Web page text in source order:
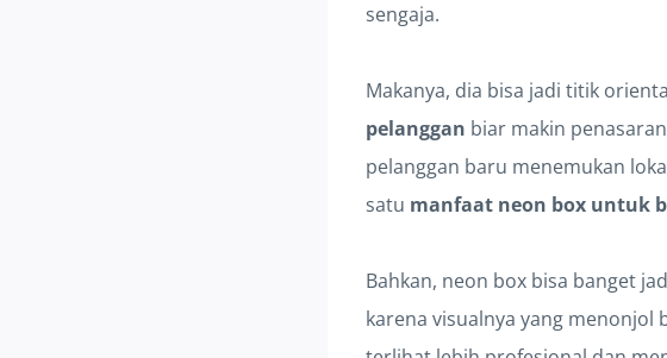
sengaja.
Makanya, dia bisa jadi titik
pelanggan biar makin
pelanggan baru menemukan
satu manfaat neon box untuk
Bahkan, neon box bisa banget
karena visualnya yang menonjol